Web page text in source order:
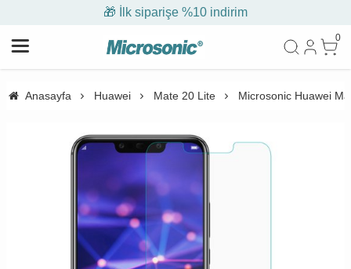
🎁 İlk siparişe %10 indirim
0
Anasayfa Huawei Mate 20 Lite Microsonic Huawei